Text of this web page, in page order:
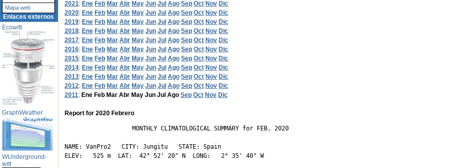
Mapa web
Enlaces externos
Ecowitt
GraphWeather
WUnderground-
witt
2021: Ene Feb Mar Abr May Jun Jul Ago Sep Oct Nov Dic
2020: Ene Feb Mar Abr May Jun Jul Ago Sep Oct Nov Dic
2019: Ene Feb Mar Abr May Jun Jul Ago Sep Oct Nov Dic
2018: Ene Feb Mar Abr May Jun Jul Ago Sep Oct Nov Dic
2017: Ene Feb Mar Abr May Jun Jul Ago Sep Oct Nov Dic
2016: Ene Feb Mar Abr May Jun Jul Ago Sep Oct Nov Dic
2015: Ene Feb Mar Abr May Jun Jul Ago Sep Oct Nov Dic
2014: Ene Feb Mar Abr May Jun Jul Ago Sep Oct Nov Dic
2013: Ene Feb Mar Abr May Jun Jul Ago Sep Oct Nov Dic
2012: Ene Feb Mar Abr May Jun Jul Ago Sep Oct Nov Dic
2011: Ene Feb Mar Abr May Jun Jul Ago Sep Oct Nov Dic
Report for 2020 Febrero
                   MONTHLY CLIMATOLOGICAL SUMMARY for FEB. 2020
NAME: VanPro2   CITY: Jungitu   STATE: Spain
ELEV:   525 m  LAT:  42° 52' 20" N  LONG:   2° 35' 40" W